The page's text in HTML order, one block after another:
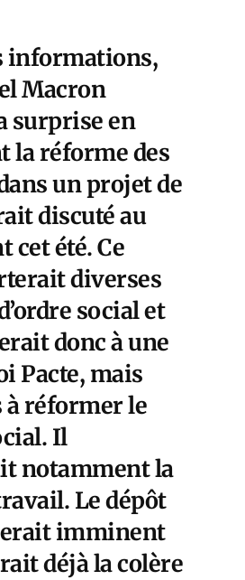
informations,
Macron
surprise en
la réforme des
un projet de
discuté au
cet été. Ce
diverses
social et
donc à une
Pacte, mais
à réformer le
Il
notamment la
Le dépôt
imminent
déjà la colère